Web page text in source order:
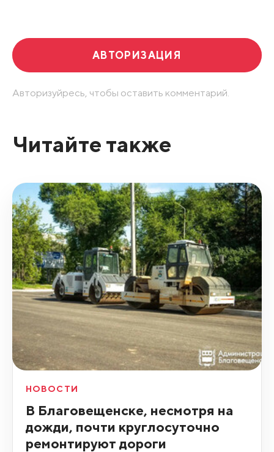
АВТОРИЗАЦИЯ
Авторизуйресь, чтобы оставить комментарий.
Читайте также
НОВОСТИ
В Благовещенске, несмотря на
дожди, почти круглосуточно
ремонтируют дороги